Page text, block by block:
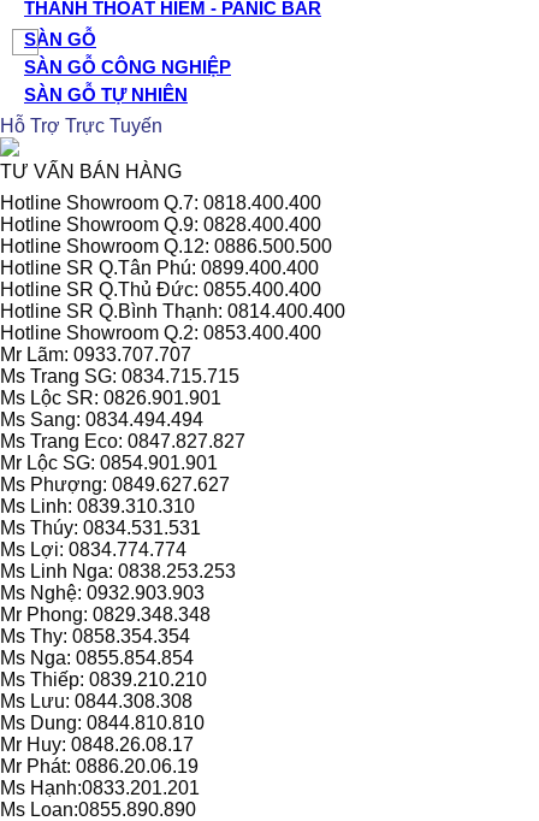
THANH THOÁT HIỂM - PANIC BAR
SÀN GỖ
SÀN GỖ CÔNG NGHIỆP
SÀN GỖ TỰ NHIÊN
Hỗ Trợ Trực Tuyến
TƯ VẤN BÁN HÀNG
Hotline Showroom Q.7: 0818.400.400
Hotline Showroom Q.9: 0828.400.400
Hotline Showroom Q.12: 0886.500.500
Hotline SR Q.Tân Phú: 0899.400.400
Hotline SR Q.Thủ Đức: 0855.400.400
Hotline SR Q.Bình Thạnh: 0814.400.400
Hotline Showroom Q.2: 0853.400.400
Mr Lãm: 0933.707.707
Ms Trang SG: 0834.715.715
Ms Lộc SR: 0826.901.901
Ms Sang: 0834.494.494
Ms Trang Eco: 0847.827.827
Mr Lộc SG: 0854.901.901
Ms Phượng: 0849.627.627
Ms Linh: 0839.310.310
Ms Thúy: 0834.531.531
Ms Lợi: 0834.774.774
Ms Linh Nga: 0838.253.253
Ms Nghệ: 0932.903.903
Mr Phong: 0829.348.348
Ms Thy: 0858.354.354
Ms Nga: 0855.854.854
Ms Thiếp: 0839.210.210
Ms Lưu: 0844.308.308
Ms Dung: 0844.810.810
Mr Huy: 0848.26.08.17
Mr Phát: 0886.20.06.19
Ms Hạnh:0833.201.201
Ms Loan:0855.890.890